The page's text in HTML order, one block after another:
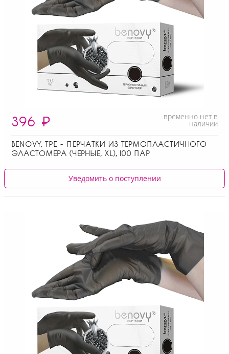
396 ₽ временно нет в
наличии
BENOVY, ТPE - ПЕРЧАТКИ ИЗ ТЕРМОПЛАСТИЧНОГО
ЭЛАСТОМЕРА (ЧЕРНЫЕ, XL), 100 ПАР
Уведомить о поступлении